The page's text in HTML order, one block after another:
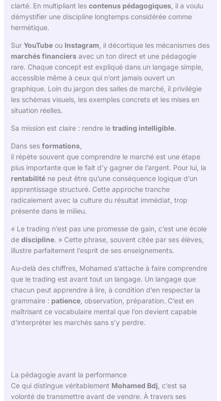
clarté. En multipliant les contenus pédagogiques, il a voulu
démystifier une discipline longtemps considérée comme
hermétique.
Sur YouTubeou Instagram, il décortique les mécanismes des
marchés financiersavec un ton direct et une pédagogie
rare. Chaque concept est expliqué dans un langage simple,
accessible même à ceux qui n’ont jamais ouvert un
graphique. Loin du jargon des salles de marché, il privilégie
les schémas visuels, les exemples concrets et les mises en
situation réelles.
Sa mission est claire : rendre le trading intelligible.
Dans ses formations,
il répète souvent que comprendre le marché est une étape
plus importante que le fait d’y gagner de l’argent. Pour lui, la
rentabiliténe peut être qu’une conséquence logique d’un
apprentissage structuré. Cette approche tranche
radicalement avec la culture du résultat immédiat, trop
présente dans le milieu.
« Le trading n’est pas une promesse de gain, c’est une école
de discipline. » Cette phrase, souvent citée par ses élèves,
illustre parfaitement l’esprit de ses enseignements.
Au-delà des chiffres, Mohamed s’attache à faire comprendre
que le trading est avant tout un langage. Un langage que
chacun peut apprendre à lire, à condition d’en respecter la
grammaire : patience, observation, préparation. C’est en
maîtrisant ce vocabulaire mental que l’on devient capable
d’interpréter les marchés sans s’y perdre.
La pédagogie avant la performance
Ce qui distingue véritablement Mohamed Bdj, c’est sa
volonté de transmettre avant de vendre. À travers ses